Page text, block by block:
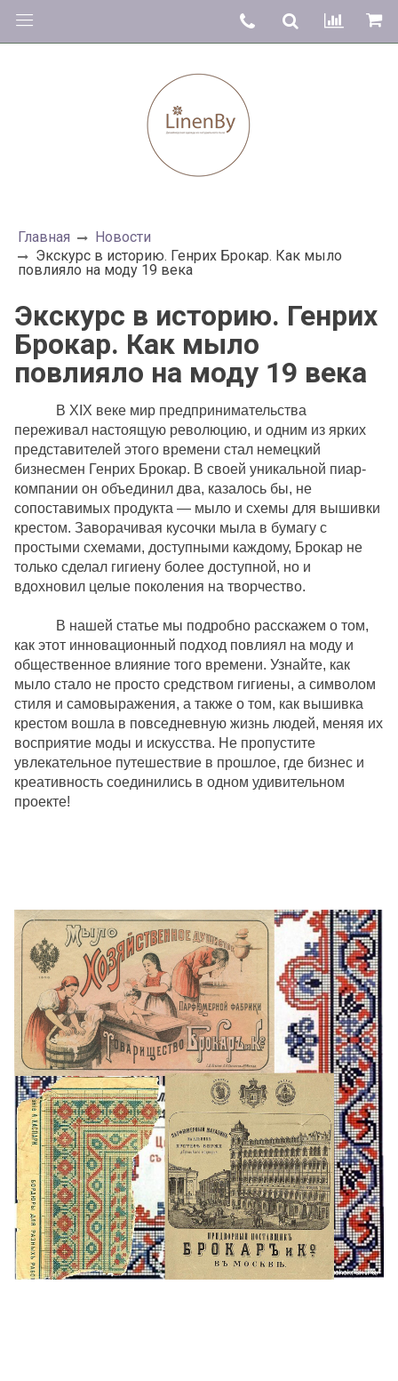
Главная
Новости
Экскурс в историю. Генрих Брокар. Как мыло
повлияло на моду 19 века
Экскурс в историю. Генрих
Брокар. Как мыло
повлияло на моду 19 века
В XIX веке мир предпринимательства
переживал настоящую революцию, и одним из ярких
представителей этого времени стал немецкий
бизнесмен Генрих Брокар. В своей уникальной пиар-
компании он объединил два, казалось бы, не
сопоставимых продукта — мыло и схемы для вышивки
крестом. Заворачивая кусочки мыла в бумагу с
простыми схемами, доступными каждому, Брокар не
только сделал гигиену более доступной, но и
вдохновил целые поколения на творчество.
В нашей статье мы подробно расскажем о том,
как этот инновационный подход повлиял на моду и
общественное влияние того времени. Узнайте, как
мыло стало не просто средством гигиены, а символом
стиля и самовыражения, а также о том, как вышивка
крестом вошла в повседневную жизнь людей, меняя их
восприятие моды и искусства. Не пропустите
увлекательное путешествие в прошлое, где бизнес и
креативность соединились в одном удивительном
проекте!